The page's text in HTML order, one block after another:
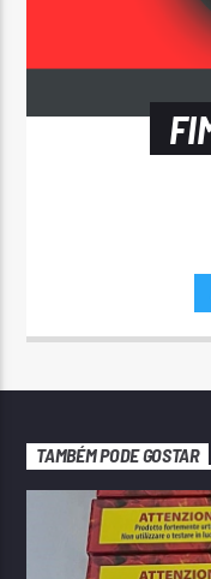
TAMBÉM PODE GOSTAR